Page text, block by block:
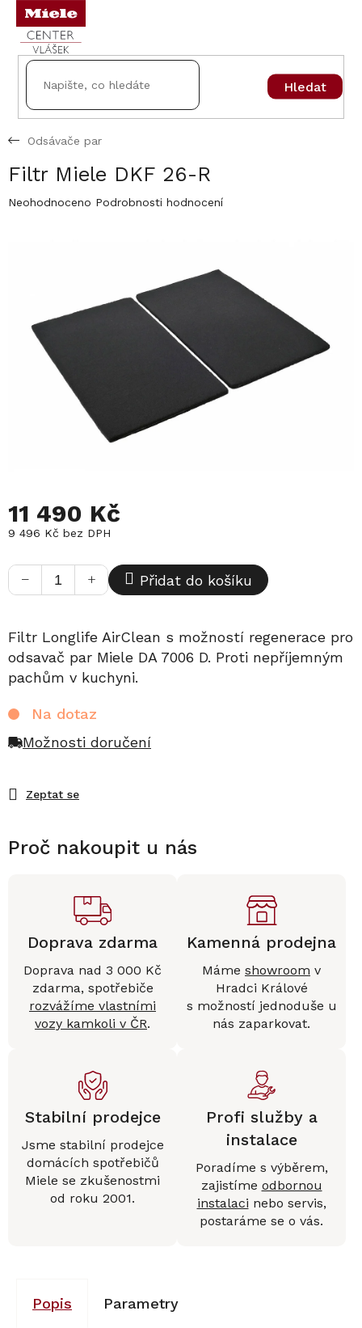
Přejít
obsah
Hledat
Odsávače par
Filtr Miele DKF 26-R
Průměrné
Neohodnoceno Podrobnosti hodnocení
11 490 Kč
9 496 Kč bez DPH
cena:
+
− Přidat do košíku
Filtr Longlife AirClean s možností regenerace pro
odsavač par Miele DA 7006 D. Proti nepříjemným
pachům v kuchyni.
Zeptat se
Na dotaz
Možnosti doručení
Proč nakoupit u nás
Doprava zdarma
Doprava nad 3 000 Kč
zdarma, spotřebiče
rozvážíme vlastními
vozy kamkoli v ČR.
Kamenná prodejna
Máme showroom v
Hradci Králové
s možností jednoduše u
nás zaparkovat.
Stabilní prodejce
Jsme stabilní prodejce
domácích spotřebičů
Miele se zkušenostmi
od roku 2001.
Profi služby a
instalace
Poradíme s výběrem,
zajistíme odbornou
instalaci nebo servis,
postaráme se o vás.
Popis Parametry